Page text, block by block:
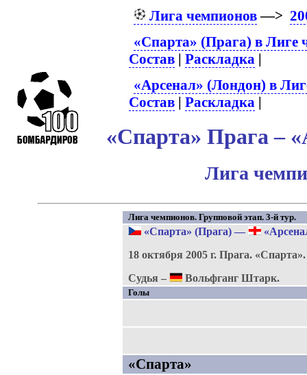
Лига чемпионов—>
«Спарта» (Прага) в Лиге
Состав |Раскладка |
«Арсенал» (Лондон) в
Состав |Раскладка |
«Спарта» Прага –
Лига
Лига чемпионов. Групповой этап. 3-й тур.
«Спарта» (Прага)—
18 октября 2005 г. Прага.
Судья –
Вольфганг Штарк.
Голы
«Спарта»